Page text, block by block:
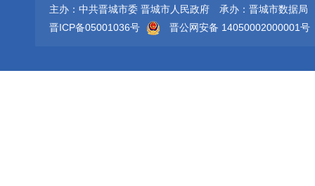
主办：中共晋城市委 晋城市人民政府
承办：晋城市数据局
晋ICP备05001036号
晋公网安备 14050002000001号